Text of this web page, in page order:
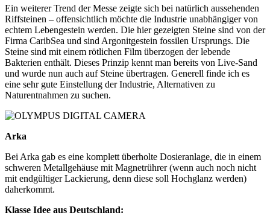
Ein weiterer Trend der Messe zeigte sich bei natürlich aussehenden
Riffsteinen – offensichtlich möchte die Industrie unabhängiger von
echtem Lebengestein werden. Die hier gezeigten Steine sind von der
Firma CaribSea und sind Argonitgestein fossilen Ursprungs. Die
Steine sind mit einem rötlichen Film überzogen der lebende
Bakterien enthält. Dieses Prinzip kennt man bereits von Live-Sand
und wurde nun auch auf Steine übertragen. Generell finde ich es
eine sehr gute Einstellung der Industrie, Alternativen zu
Naturentnahmen zu suchen.
Arka
Bei Arka gab es eine komplett überholte Dosieranlage, die in einem
schweren Metallgehäuse mit Magnetrührer (wenn auch noch nicht
mit endgültiger Lackierung, denn diese soll Hochglanz werden)
daherkommt.
Klasse Idee aus Deutschland: